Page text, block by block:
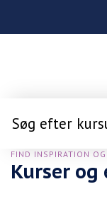
FIND INSPIRATION
Kurser
dette
filter
omdirigerer
til